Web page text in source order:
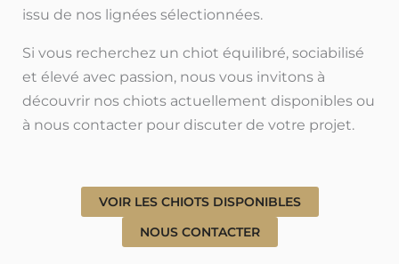
issu de nos lignées sélectionnées.
Si vous recherchez un chiot équilibré, sociabilisé
et élevé avec passion, nous vous invitons à
découvrir nos chiots actuellement disponibles ou
à nous contacter pour discuter de votre projet.
VOIR LES CHIOTS DISPONIBLES
NOUS CONTACTER